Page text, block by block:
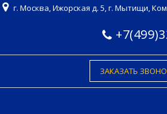
г. Москва, Ижорская д. 5, г. Мытищи,
ЗАКАЗАТЬ